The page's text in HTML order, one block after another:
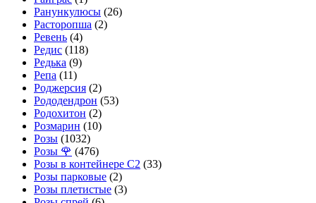
Ранункулюсы (26)
Расторопша (2)
Ревень (4)
Редис (118)
Редька (9)
Репа (11)
Роджерсия (2)
Рододендрон (53)
Родохитон (2)
Розмарин (10)
Розы (1032)
Розы 🌹 (476)
Розы в контейнере С2 (33)
Розы парковые (2)
Розы плетистые (3)